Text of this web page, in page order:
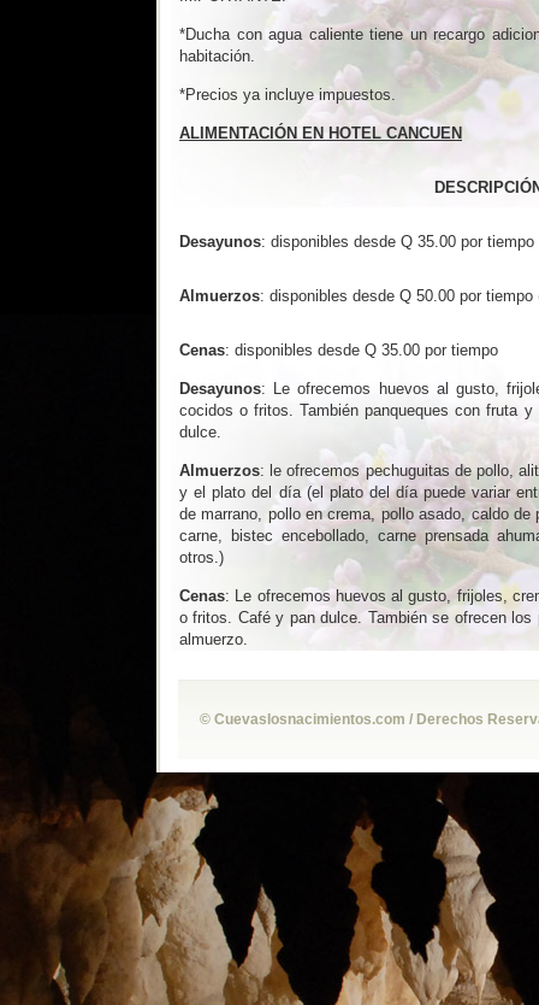
*Ducha con agua caliente tiene un recargo
habitación.
*Precios ya incluye impuestos.
ALIMENTACIÓN EN HOTEL CANCUEN
Desayunos: disponibles desde Q 35.00 por tiempo
Almuerzos: disponibles desde Q 50.00 por tiempo
Cenas: disponibles desde Q 35.00 por tiempo
Desayunos: Le ofrecemos huevos al gusto,
cocidos o fritos. También panqueques con fruta
dulce.
Almuerzos: le ofrecemos pechuguitas de pollo,
y el plato del día (el plato del día puede variar
de marrano, pollo en crema, pollo asado, caldo
carne, bistec encebollado, carne prensada
otros.)
Cenas: Le ofrecemos huevos al gusto, frijoles,
o fritos. Café y pan dulce. También se ofrecen
almuerzo.
© Cuevaslosnacimientos.com / Derechos